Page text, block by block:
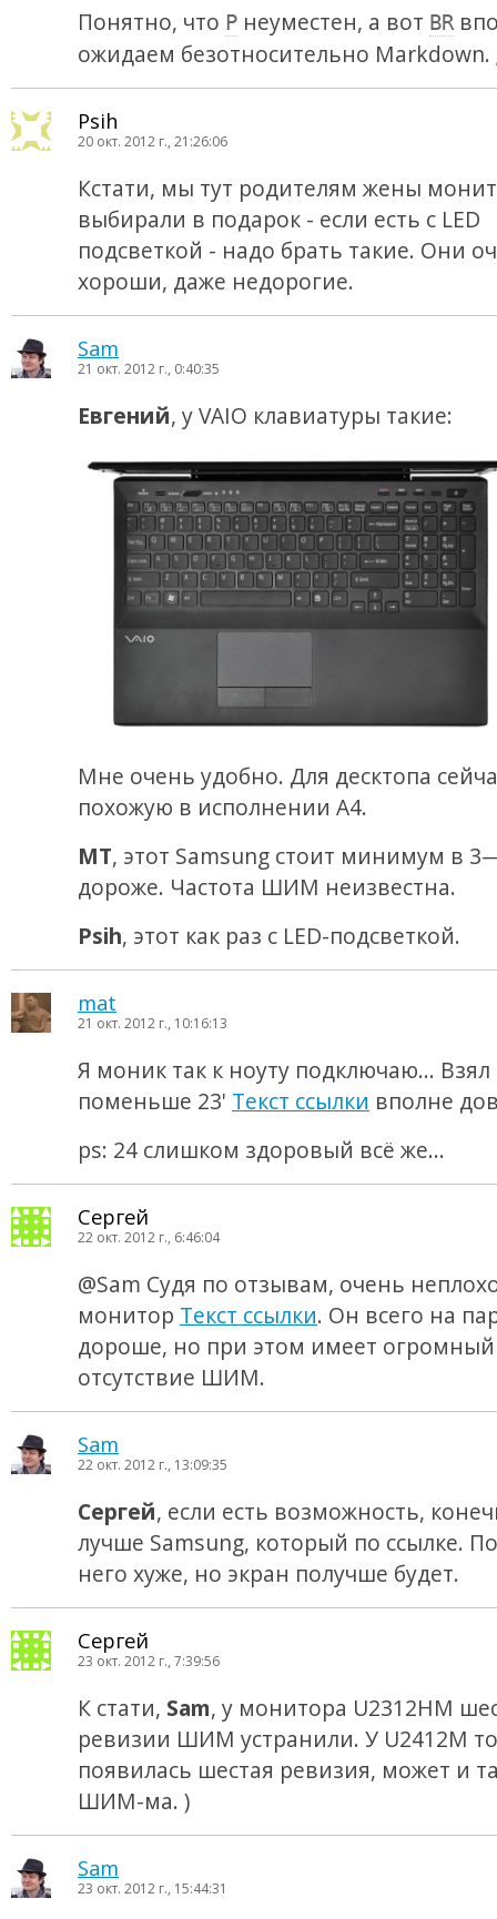
Понятно, что P неуместен, а вот BR
ожидаем безотносительно Markdown.
Psih
20 окт. 2012 г., 21:26:06
Кстати, мы тут родителям жены
выбирали в подарок - если есть с LED
подсветкой - надо брать такие. Они
хороши, даже недорогие.
Sam
21 окт. 2012 г., 0:40:35
Евгений, у VAIO клавиатуры такие:
Мне очень удобно. Для десктопа
похожую в исполнении A4.
MT, этот Samsung стоит минимум в
дороже. Частота ШИМ неизвестна.
Psih, этот как раз с LED-подсветкой.
mat
21 окт. 2012 г., 10:16:13
Я моник так к ноуту подключаю... Взял
поменьше 23' Текст ссылки вполне
ps: 24 слишком здоровый всё же...
Сергей
22 окт. 2012 г., 6:46:04
@Sam Судя по отзывам, очень
монитор Текст ссылки. Он всего на
дороше, но при этом имеет
отсутствие ШИМ.
Sam
22 окт. 2012 г., 13:09:35
Сергей, если есть возможность,
лучше Samsung, который по ссылке.
него хуже, но экран получше будет.
Сергей
23 окт. 2012 г., 7:39:56
К стати, Sam, у монитора U2312HM
ревизии ШИМ устранили. У U2412M
появилась шестая ревизия, может и
ШИМ-ма. )
Sam
23 окт. 2012 г., 15:44:31